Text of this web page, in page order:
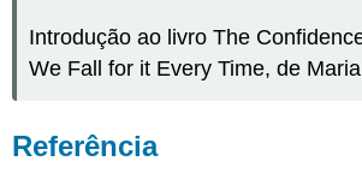
Introdução ao livro The
We Fall for it Every Time, de
Referência